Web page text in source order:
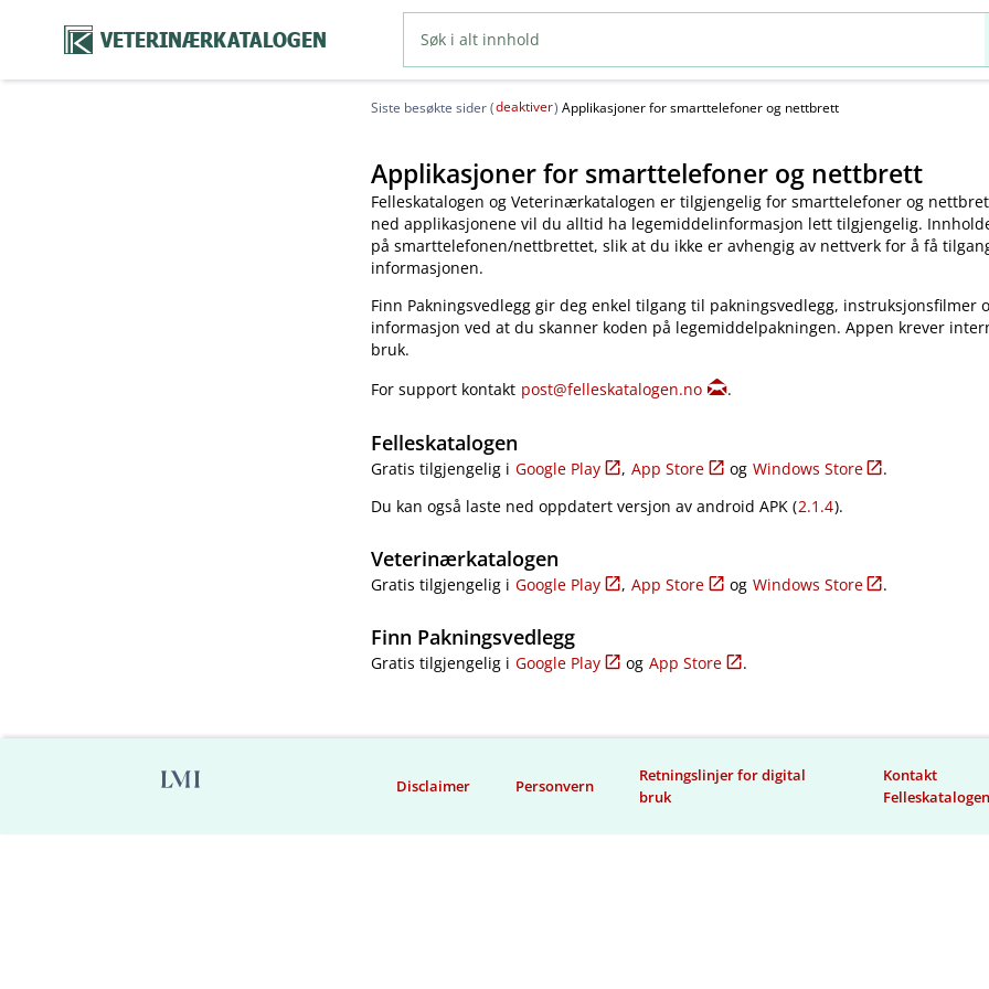
VETERINÆRKATALOGEN
Siste besøkte sider (deaktiver) Applikasjoner for smarttelefoner og nettbrett
Applikasjoner for smarttelefoner og nettbrett
Felleskatalogen og Veterinærkatalogen er tilgjengelig for smarttelefoner og
ned applikasjonene vil du alltid ha legemiddelinformasjon lett tilgjengelig.
på smarttelefonen​/​nettbrettet, slik at du ikke er avhengig av nettverk for å få
informasjonen.
Finn Pakningsvedlegg gir deg enkel tilgang til pakningsvedlegg, instruksjonsfilmer
informasjon ved at du skanner koden på legemiddelpakningen. Appen krever
bruk.
For support kontakt post@felleskatalogen.no .
Felleskatalogen
Gratis tilgjengelig i Google Play , App Store og Windows Store
.
Du kan også laste ned oppdatert versjon av android APK (2.1.4).
Veterinærkatalogen
Gratis tilgjengelig i Google Play , App Store og Windows Store .
Finn Pakningsvedlegg
Gratis tilgjengelig i Google Play og App Store .
Disclaimer Personvern
Retningslinjer for digital
bruk
Kontakt
Felleskatalogen